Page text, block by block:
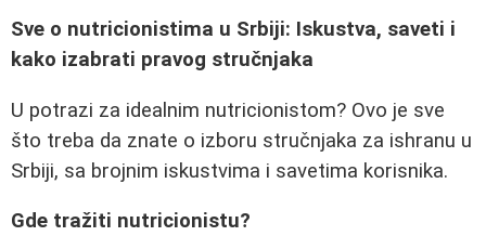
Sve o nutricionistima u Srbiji: Iskustva, saveti i
kako izabrati pravog stručnjaka
U potrazi za idealnim nutricionistom? Ovo je sve
što treba da znate o izboru stručnjaka za ishranu u
Srbiji, sa brojnim iskustvima i savetima korisnika.
Gde tražiti nutricionistu?